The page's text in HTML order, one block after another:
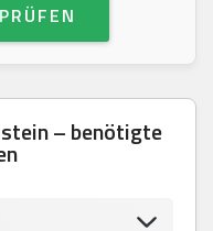
– benötigte